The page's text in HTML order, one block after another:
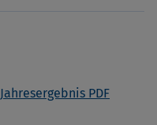
Jahresergebnis PDF